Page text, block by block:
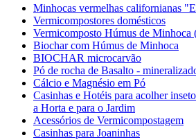
Minhocas vermelhas californianas
Vermicompostores domésticos
Vermicomposto Húmus de
Biochar com Húmus de Minhoca
BIOCHAR microcarvão
Pó de rocha de Basalto -
Cálcio e Magnésio em Pó
Casinhas e Hotéis para acolher
a Horta e para o Jardim
Acessórios de Vermicompostagem
Casinhas para Joaninhas